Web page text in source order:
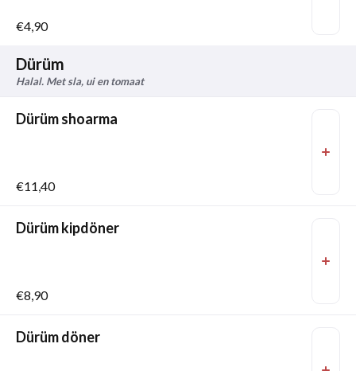
€4,90
Dürüm
Halal. Met sla, ui en tomaat
Dürüm shoarma
€11,40
Dürüm kipdöner
€8,90
Dürüm döner